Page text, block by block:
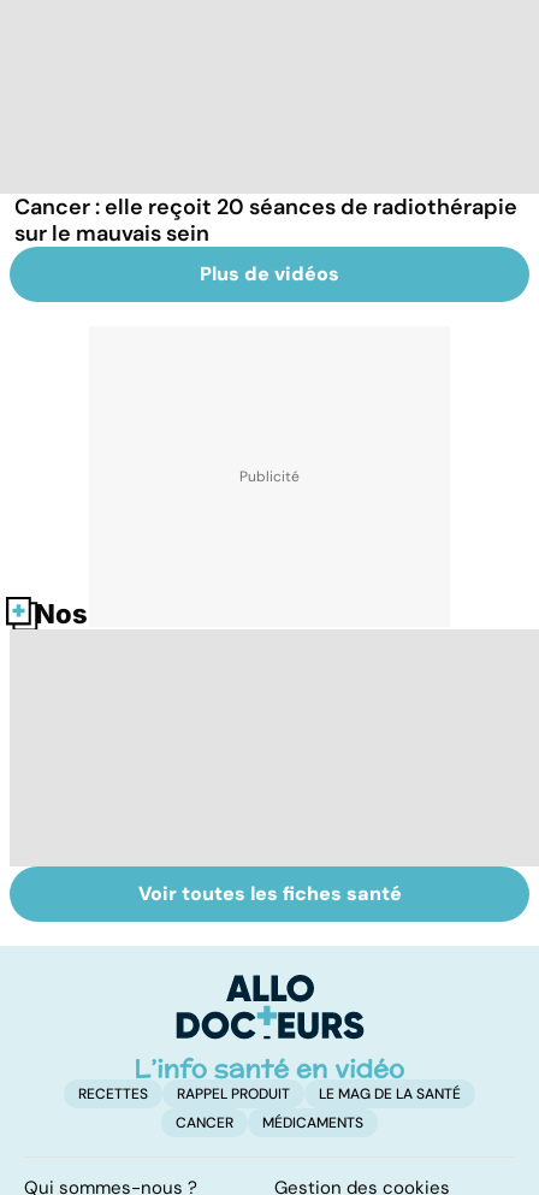
Cancer : elle reçoit 20 séances de radiothérapie
sur le mauvais sein
Plus de vidéos
Nos fiches santé
Faire du sport à
domicile, c'est
Don de gamètes :
le pour et le
levée de
l'anonymat
Voir toutes les fiches santé
RECETTES RAPPEL PRODUIT
LE MAG DE LA SANTÉ
CANCER
MÉDICAMENTS
Qui sommes-nous ? Gestion des cookies